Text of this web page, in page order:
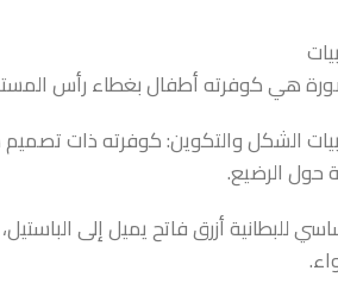
هي كوفرته أطفال بغطاء رأس
الشكل والتكوين: كوفرته ذات
حول الرضيع.
للبطانية أزرق فاتح يميل إلى